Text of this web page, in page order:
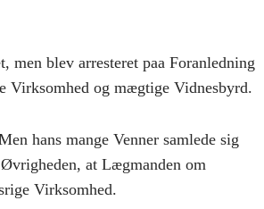
men blev arresteret paa Foranledning
Virksomhed og mægtige Vidnesbyrd.
hans mange Venner samlede sig
at Lægmanden om
Virksomhed.